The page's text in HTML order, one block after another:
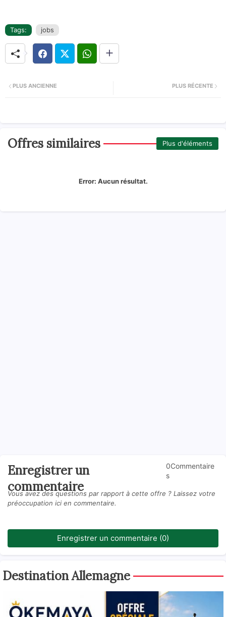
Tags: jobs
PLUS RÉCENTE
PLUS ANCIENNE
Offres similaires Plus d'éléments
Error: Aucun résultat.
Enregistrer un
commentaire
0Commentaire
s
Vous avez des questions par rapport à cette offre ? Laissez votre
préoccupation ici en commentaire.
Enregistrer un commentaire (0)
Destination Allemagne